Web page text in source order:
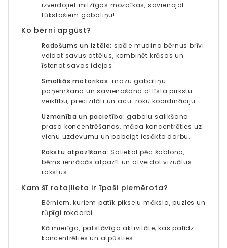
izveidojiet milzīgas mozaīkas, savienojot
tūkstošiem gabaliņu!
Ko bērni apgūst?
Radošums un iztēle: spēle mudina bērnus brīvi
veidot savus attēlus, kombinēt krāsas un
īstenot savas idejas.
Smalkās motorikas: mazu gabaliņu
paņemšana un savienošana attīsta pirkstu
veiklību, precizitāti un acu-roku koordināciju.
Uzmanība un pacietība: gabalu salikšana
prasa koncentrēšanos, māca koncentrēties uz
vienu uzdevumu un pabeigt iesākto darbu.
Rakstu atpazīšana: Saliekot pēc šablona, ​​
bērns iemācās atpazīt un atveidot vizuālus
rakstus.
Kam šī rotaļlieta ir īpaši piemērota?
Bērniem, kuriem patīk pikseļu māksla, puzles un
rūpīgi rokdarbi.
Kā mierīga, patstāvīga aktivitāte, kas palīdz
koncentrēties un atpūsties.